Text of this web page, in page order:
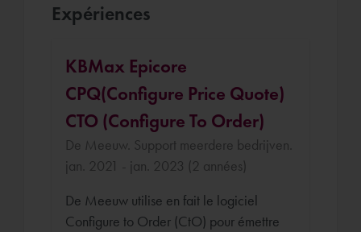
Expériences
KBMax Epicore
CPQ(Configure Price Quote)
CTO (Configure To Order)
De Meeuw. Support meerdere bedrijven.
jan. 2021 - jan. 2023 (2 années)
De Meeuw utilise en fait le logiciel
Configure to Order (CtO) pour émettre